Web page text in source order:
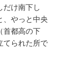
だけ南下し
、やっと中央
首都高の下
てられた所で